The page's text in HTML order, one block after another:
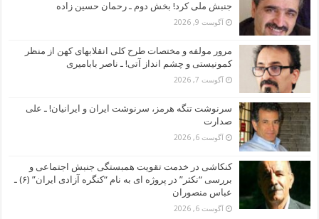
جنبش ملی کرد! بخش دوم ـ رحمان حسین زاده
آگوست 9, 2026
مرور مولفه و مختصات طرح کلی انقلابهای کهن از منظر
کمونیستی و چشم انداز آتی! ـ ناصر بابامیری
آگوست 7, 2026
سرنوشت تنگه هرمز، سرنوشت ایران و ایرانیان! ـ علی
صدارت
آگوست 6, 2026
کنکاشی در خدمت تقویت همبستگی جنبش اجتماعی و
بررسی “نکثر” در پروژه ای به نام “کنگره آزادی ایران” (۶) ـ
عباس منصوران
آگوست 6, 2026